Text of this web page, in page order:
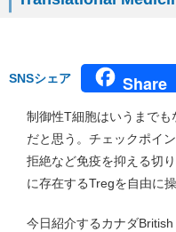
SNSシェア Share
制御性T細胞はいうまで
だと思う。チェックポイ
拒絶など免疫を抑える切
に存在するTregを自由に
今日紹介するカナダ